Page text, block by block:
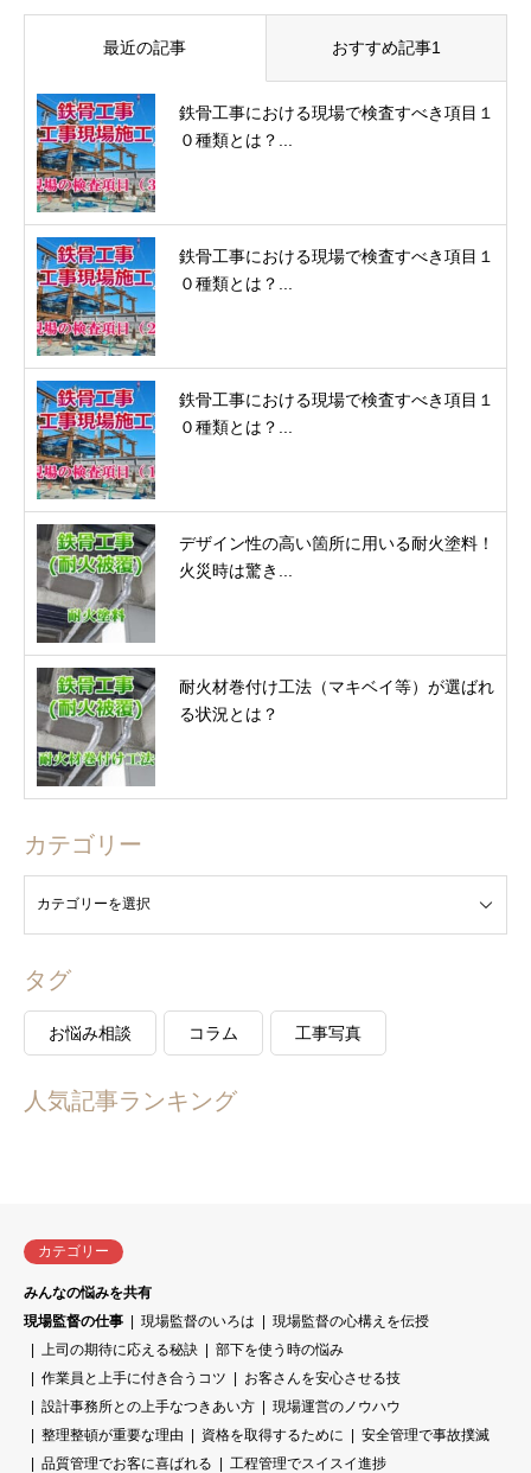
最近の記事 おすすめ記事1
鉄骨工事における現場で検査すべき項目１
０種類とは？...
鉄骨工事における現場で検査すべき項目１
０種類とは？...
鉄骨工事における現場で検査すべき項目１
０種類とは？...
デザイン性の高い箇所に用いる耐火塗料！
火災時は驚き...
耐火材巻付け工法（マキベイ等）が選ばれ
る状況とは？
カテゴリー
タグ
お悩み相談 コラム 工事写真
人気記事ランキング
カテゴリー
みんなの悩みを共有
現場監督の仕事
現場監督のいろは
現場監督の心構えを伝授
上司の期待に応える秘訣
部下を使う時の悩み
作業員と上手に付き合うコツ
お客さんを安心させる技
設計事務所との上手なつきあい方
現場運営のノウハウ
整理整頓が重要な理由
資格を取得するために
安全管理で事故撲滅
品質管理でお客に喜ばれる
工程管理でスイスイ進捗